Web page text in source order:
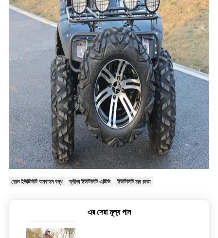
রোড ইউটিলিটি যানবাহন বন্ধ ক্রীড়া ইউটিলিটি এটিভি ইউটিলিটি চার চাকা
এর সেরা মূল্য পান